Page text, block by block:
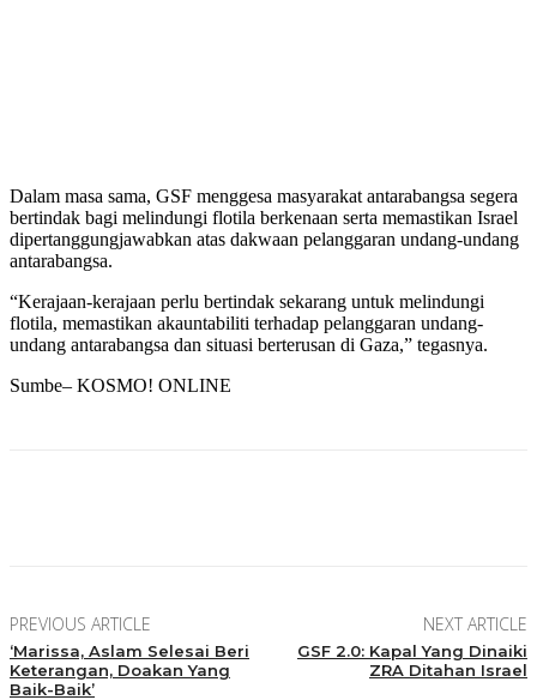
Dalam masa sama, GSF menggesa masyarakat antarabangsa segera
bertindak bagi melindungi flotila berkenaan serta memastikan Israel
dipertanggungjawabkan atas dakwaan pelanggaran undang-undang
antarabangsa.
“Kerajaan-kerajaan perlu bertindak sekarang untuk melindungi
flotila, memastikan akauntabiliti terhadap pelanggaran undang-
undang antarabangsa dan situasi berterusan di Gaza,” tegasnya.
Sumbe– KOSMO! ONLINE
PREVIOUS ARTICLE
‘Marissa, Aslam Selesai Beri
Keterangan, Doakan Yang
Baik-Baik’
NEXT ARTICLE
GSF 2.0: Kapal Yang Dinaiki
ZRA Ditahan Israel